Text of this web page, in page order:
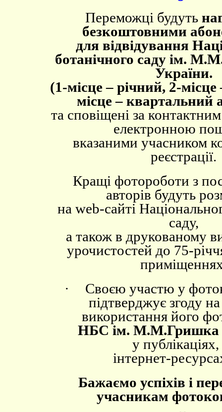
Переможці будуть
безкоштовними
для відвідування
ботанічного саду ім.
України.
(1-місце – річний, 2-
місце – квартальний
та сповіщені за
електронною
вказаними учасником
реєстрації.
Кращі фотороботи з
авторів будуть
на web-сайті
саду,
а також в друкованому
урочистостей до 75-
·
Своєю участю у
підтверджує згоду
використання його
НБС ім. М.М.Гришка
у
інтернет-
Бажаємо успіхів і
учасникам